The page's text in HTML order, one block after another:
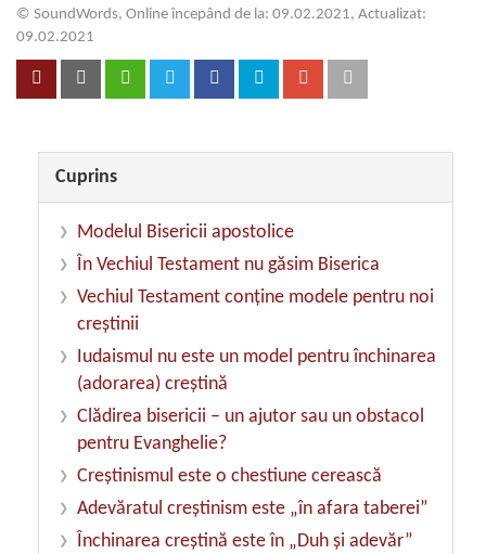
© SoundWords, Online începând de la: 09.02.2021, Actualizat:
09.02.2021
Cuprins
Modelul Bisericii apostolice
În Vechiul Testament nu găsim Biserica
Vechiul Testament conţine modele pentru noi
creştinii
Iudaismul nu este un model pentru închinarea
(adorarea) creştină
Clădirea bisericii – un ajutor sau un obstacol
pentru Evanghelie?
Creştinismul este o chestiune cerească
Adevăratul creştinism este „în afara taberei”
Închinarea creştină este în „Duh şi adevăr”